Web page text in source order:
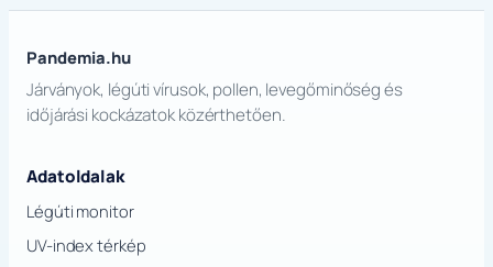
Pandemia.hu
Járványok, légúti vírusok, pollen, levegőminőség és
időjárási kockázatok közérthetően.
Adatoldalak
Légúti monitor
UV-index térkép